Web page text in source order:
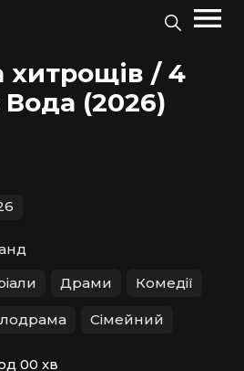
хитрощів / 4
(2026)
Драми Комедії
Сімейний
00 хв